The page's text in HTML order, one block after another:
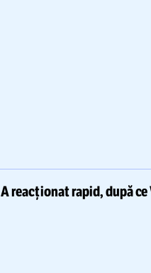
A reacționat rapid, după ce